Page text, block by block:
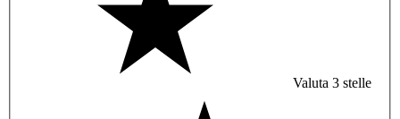
Valuta 3 stelle